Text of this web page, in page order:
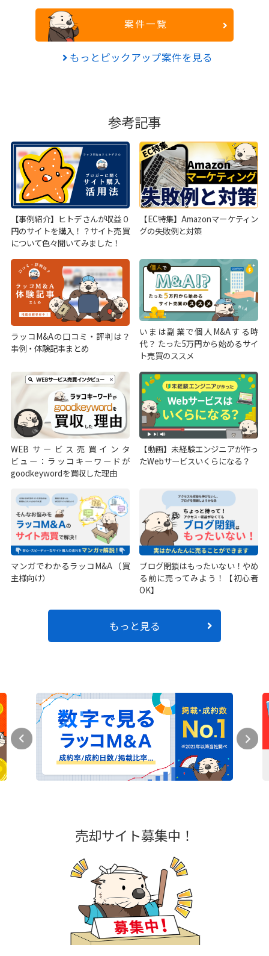
案件一覧
もっとピックアップ案件を見る
参考記事
【事例紹介】ヒトデさんが収益０
円のサイトを購入！？サイト売買
について色々聞いてみました！
【EC特集】Amazonマーケティン
グの失敗例と対策
ラッコM&Aの口コミ・評判は？
事例・体験記事まとめ
いまは副業で個人M&Aする時
代？ たった5万円から始めるサイ
ト売買のススメ
WEBサービス売買インタ
ビュー：ラッコキーワードが
goodkeywordを買収した理由
【動画】未経験エンジニアが作っ
たWebサービスいくらになる？
マンガでわかるラッコM&A（買
主様向け）
ブログ閉鎖はもったいない！やめ
る前に売ってみよう！【初心者
OK】
もっと見る
売却サイト募集中！